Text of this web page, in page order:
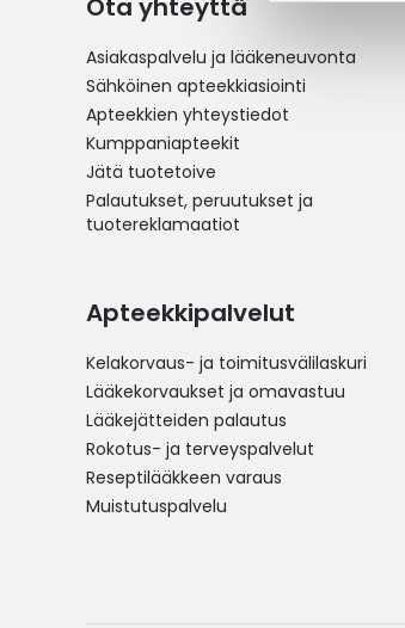
Ota yhteyttä
Asiakaspalvelu ja lääkeneuvonta
Sähköinen apteekkiasiointi
Apteekkien yhteystiedot
Kumppaniapteekit
Jätä tuotetoive
Palautukset, peruutukset ja
tuotereklamaatiot
Apteekkipalvelut
Kelakorvaus- ja toimitusvälilaskuri
Lääkekorvaukset ja omavastuu
Lääkejätteiden palautus
Rokotus- ja terveyspalvelut
Reseptilääkkeen varaus
Muistutuspalvelu